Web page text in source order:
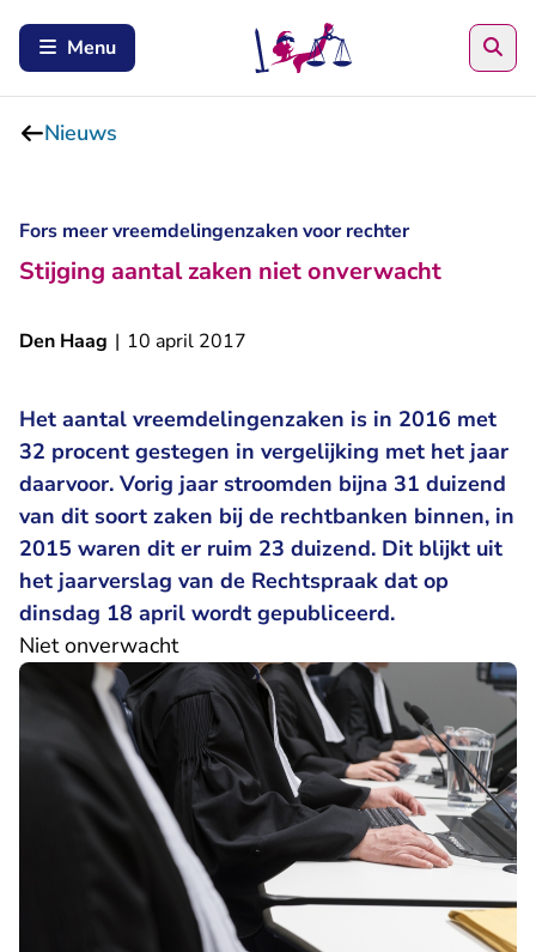
Menu
Nieuws
Fors meer vreemdelingenzaken voor rechter
Stijging aantal zaken niet onverwacht
Den Haag | 10 april 2017
Het aantal vreemdelingenzaken is in 2016 met
32 procent gestegen in vergelijking met het jaar
daarvoor. Vorig jaar stroomden bijna 31 duizend
van dit soort zaken bij de rechtbanken binnen, in
2015 waren dit er ruim 23 duizend. Dit blijkt uit
het jaarverslag van de Rechtspraak dat op
dinsdag 18 april wordt gepubliceerd.
Niet onverwacht